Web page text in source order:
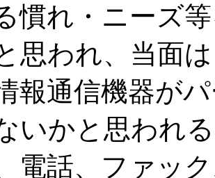
慣れ・ニーズ
思われ、当面
報通信機器が
いかと思われ
電話、ファッ